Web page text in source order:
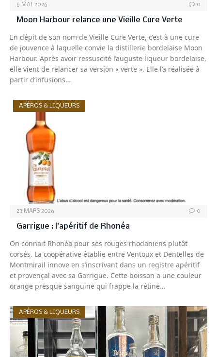
6 MAI 2026 0
Moon Harbour relance une Vieille Cure Verte
En dépit de son nom de Vieille Cure Verte, c’est à une cure
de jouvence à laquelle convie la distillerie bordelaise Moon
Harbour. Après avoir ressuscité l’auguste liqueur bordelaise,
elle vient de relancer sa version « verte ». Elle l’a réalisée à
partir d’infusions…
APÉROS & LIQUEURS
23 MARS 2026 0
Garrigue : l’apéritif de Rhonéa
On connait Rhonéa pour ses rouges rhodaniens plutôt
corsés. La coopérative établie entre Ventoux et Dentelles de
Montmirail innove en s’inscrivant dans un registre apéritif
et provençal avec sa Garrigue. Cette boisson a une couleur
orange presque sanguine qui frappe la rétine…
APÉROS & LIQUEURS